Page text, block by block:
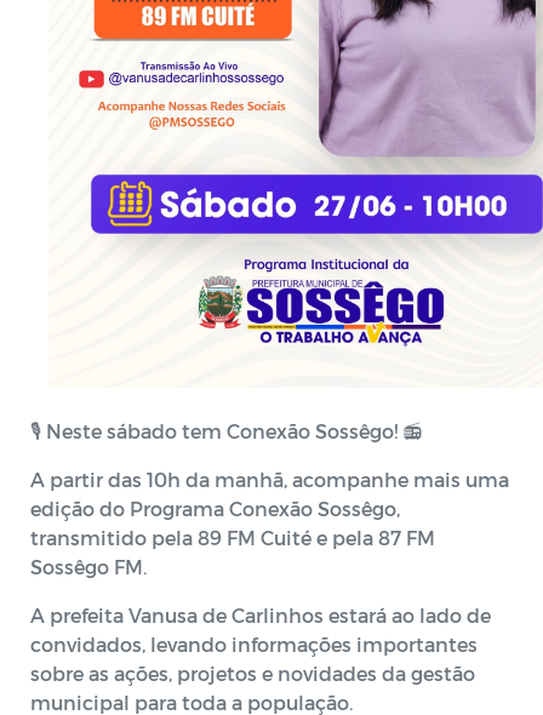
🎙️ Neste sábado tem Conexão Sossêgo! 📻
A partir das 10h da manhã, acompanhe mais uma
edição do Programa Conexão Sossêgo,
transmitido pela 89 FM Cuité e pela 87 FM
Sossêgo FM.
A prefeita Vanusa de Carlinhos estará ao lado de
convidados, levando informações importantes
sobre as ações, projetos e novidades da gestão
municipal para toda a população.